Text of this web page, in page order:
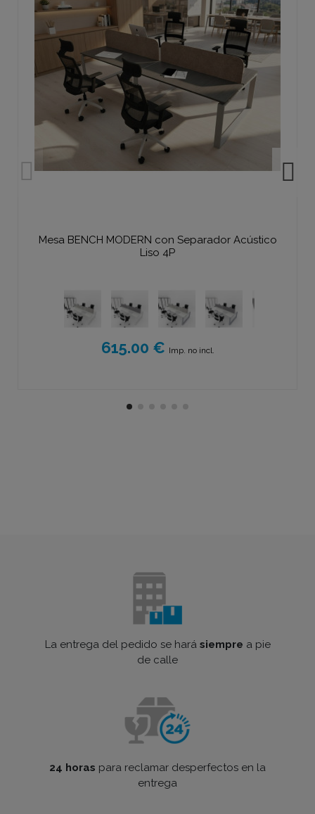
Mesa BENCH MODERN con Separador Acústico
Liso 4P
615.00 € Imp. no incl.
La entrega del pedido se hará siempre a pie
de calle
24 horas para reclamar desperfectos en la
entrega